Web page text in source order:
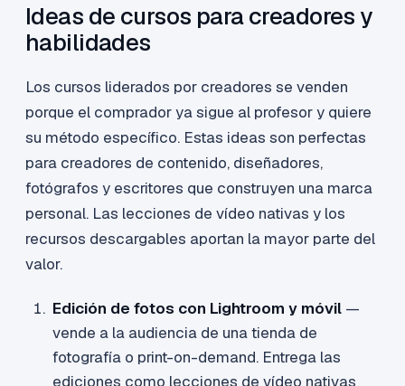
Ideas de cursos para creadores y
habilidades
Los cursos liderados por creadores se venden
porque el comprador ya sigue al profesor y quiere
su método específico. Estas ideas son perfectas
para creadores de contenido, diseñadores,
fotógrafos y escritores que construyen una marca
personal. Las lecciones de vídeo nativas y los
recursos descargables aportan la mayor parte del
valor.
Edición de fotos con Lightroom y móvil —
vende a la audiencia de una tienda de
fotografía o print-on-demand. Entrega las
ediciones como lecciones de vídeo nativas